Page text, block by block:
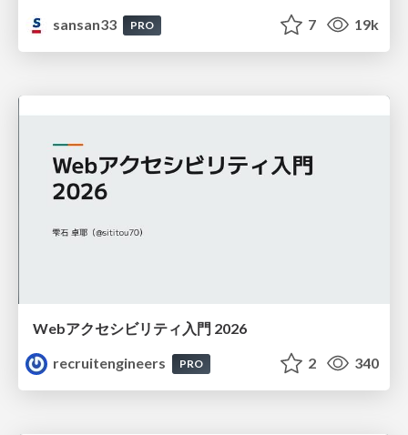
sansan33
PRO 7 19k
Webアクセシビリティ入門 2026
recruitengineers
PRO 2 340